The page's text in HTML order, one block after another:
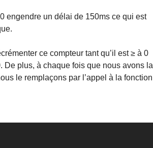
engendre un délai de 150ms ce qui est
ce compteur tant qu’il est ≥ à 0
De plus, à chaque fois que nous avons la
le remplaçons par l’appel à la fonction